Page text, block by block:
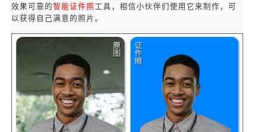
效果可靠的智能证件照 工具，相信小伙伴们使用它来制作，可
以获得自己满意的照片。